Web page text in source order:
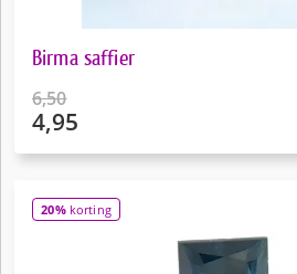
Birma saffier
6,50
Oorspronkelijke
4,95
is:
€4,95.
20%korting